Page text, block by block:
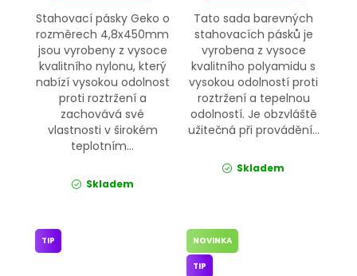
Stahovací pásky Geko o
rozměrech 4,8x450mm
jsou vyrobeny z vysoce
kvalitního nylonu, který
nabízí vysokou odolnost
proti roztržení a
zachovává své
vlastnosti v širokém
teplotním...
Skladem
Tato sada barevných
stahovacích pásků je
vyrobena z vysoce
kvalitního polyamidu s
vysokou odolností proti
roztržení a tepelnou
odolností. Je obzvláště
užitečná při provádění...
Skladem
TIP NOVINKA
TIP